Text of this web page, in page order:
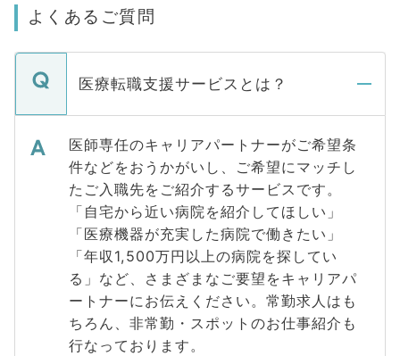
よくあるご質問
医療転職支援サービスとは？
医師専任のキャリアパートナーがご希望条
件などをおうかがいし、ご希望にマッチし
たご入職先をご紹介するサービスです。
「自宅から近い病院を紹介してほしい」
「医療機器が充実した病院で働きたい」
「年収1,500万円以上の病院を探してい
る」など、さまざまなご要望をキャリアパ
ートナーにお伝えください。常勤求人はも
ちろん、非常勤・スポットのお仕事紹介も
行なっております。